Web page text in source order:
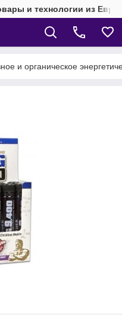
и технологии из
и органическое